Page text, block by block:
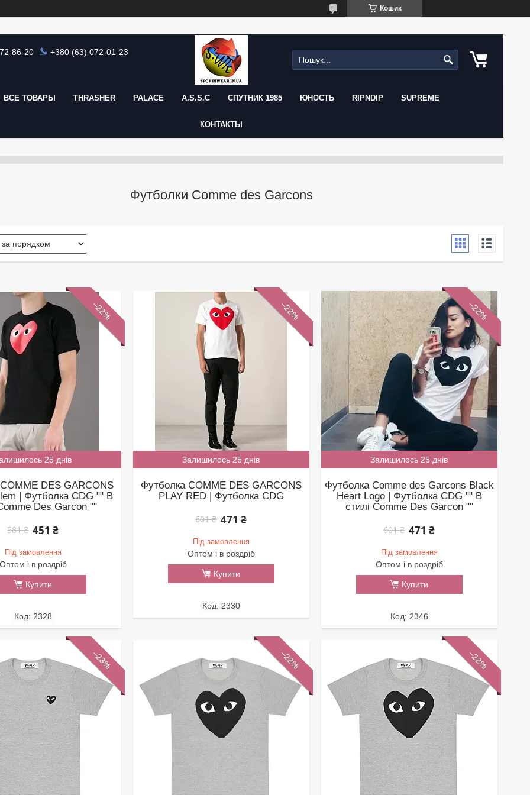
Кошик
86-20 +380 (63) 072-01-23
ВСЕ ТОВАРЫ THRASHER PALACE A.S.S.C СПУТНИК 1985 ЮНОСТЬ RIPNDIP SUPREME
КОНТАКТЫ
Футболки Comme des Garcons
–22%
25 днів
DES GARCONS
| Футболка CDG "" В
Des Garcon ""
581 ₴ 451 ₴
Під замовлення
і в роздріб
Купити
2328
–22%
Залишилось 25 днів
Футболка COMME DES GARCONS
PLAY RED | Футболка CDG
601 ₴ 471 ₴
Під замовлення
Оптом і в роздріб
Купити
2330
–22%
Залишилось 25 днів
Футболка Comme des Garcons Black
Heart Logo | Футболка CDG "" В
стилі Comme Des Garcon ""
601 ₴ 471 ₴
Під замовлення
Оптом і в роздріб
Купити
2346
–23% –22% –22%